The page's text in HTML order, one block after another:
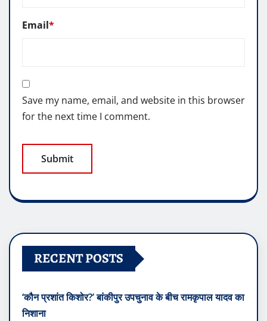
Email*
Save my name, email, and website in this browser
for the next time I comment.
RECENT POSTS
‘कौन प्रशांत किशोर?’ बांकीपुर उपचुनाव के बीच रामकृपाल यादव का
निशाना